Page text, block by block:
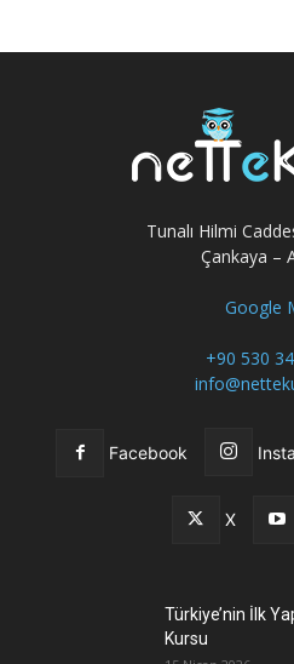
Tunalı Hilmi
Çankaya –
Google
+90 530
Facebook
X
Türkiye’nin İlk
Kursu